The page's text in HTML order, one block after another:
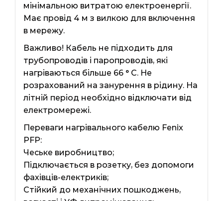
мінімальною витратою електроенергії.
Має провід 4 м з вилкою для включення
в мережу.
Важливо! Кабель не підходить для
трубопроводів і паропроводів, які
нагріваються більше 66 ° C. Не
розрахований на занурення в рідину. На
літній період необхідно відключати від
електромережі.
Переваги нагрівального кабелю Fenix ​​
PFP:
Чеське виробництво;
Підключається в розетку, без допомоги
фахівців-електриків;
Стійкий до механічних пошкоджень,